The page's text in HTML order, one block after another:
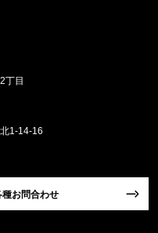
丁目
1-14-16
種お問合わせ